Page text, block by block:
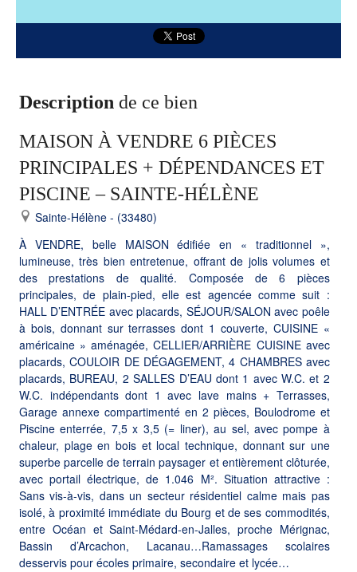
Description de ce bien
MAISON À VENDRE 6 PIÈCES
PRINCIPALES + DÉPENDANCES ET
PISCINE – SAINTE-HÉLÈNE
Sainte-Hélène - (33480)
À VENDRE, belle MAISON édifiée en « traditionnel »,
lumineuse, très bien entretenue, offrant de jolis volumes et
des prestations de qualité. Composée de 6 pièces
principales, de plain-pied, elle est agencée comme suit :
HALL D’ENTRÉE avec placards, SÉJOUR/SALON avec poêle
à bois, donnant sur terrasses dont 1 couverte, CUISINE «
américaine » aménagée, CELLIER/ARRIÈRE CUISINE avec
placards, COULOIR DE DÉGAGEMENT, 4 CHAMBRES avec
placards, BUREAU, 2 SALLES D’EAU dont 1 avec W.C. et 2
W.C. indépendants dont 1 avec lave mains + Terrasses,
Garage annexe compartimenté en 2 pièces, Boulodrome et
Piscine enterrée, 7,5 x 3,5 (= liner), au sel, avec pompe à
chaleur, plage en bois et local technique, donnant sur une
superbe parcelle de terrain paysager et entièrement clôturée,
avec portail électrique, de 1.046 M². Situation attractive :
Sans vis-à-vis, dans un secteur résidentiel calme mais pas
isolé, à proximité immédiate du Bourg et de ses commodités,
entre Océan et Saint-Médard-en-Jalles, proche Mérignac,
Bassin d’Arcachon, Lacanau…Ramassages scolaires
desservis pour écoles primaire, secondaire et lycée…